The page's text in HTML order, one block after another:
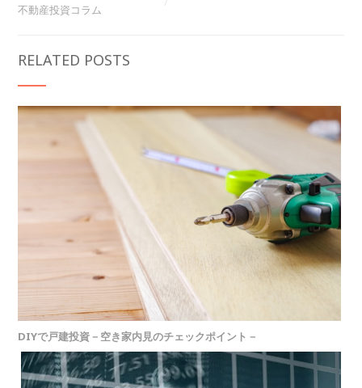
不動産投資コラム
RELATED POSTS
DIYで戸建投資－空き家内見のチェックポイント－